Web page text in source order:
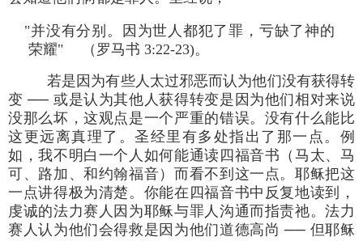
"并没有分别。因为世人都犯了罪，亏缺了神的
荣耀" （罗马书 3:22-23)。
若是因为有些人太过邪恶而认为他们没有获得转
变 ── 或是认为其他人获得转变是因为他们相对来说
没那么坏，这观点是一个严重的错误。没有什么能比
这更远离真理了。圣经里有多处指出了那一点。例
如，我不明白一个人如何能通读四福音书（马太、马
可、路加、和约翰福音）而看不到这一点。耶稣把这
一点讲得极为清楚。你能在四福音书中反复地读到，
虔诚的法力赛人因为耶稣与罪人沟通而指责祂。法力
赛人认为他们会得救是因为他们道德高尚 ── 但耶稣